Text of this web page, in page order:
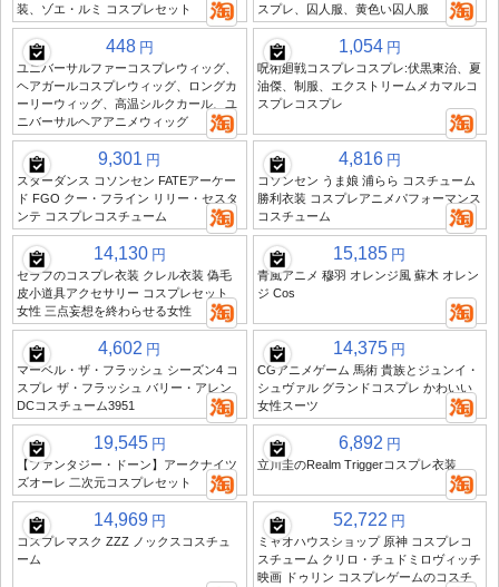
装、ゾエ・ルミ コスプレセット
スプレ、囚人服、黄色い囚人服
448 円
ユニバーサルファーコスプレウィッグ、
ヘアガールコスプレウィッグ、ロングカ
ーリーウィッグ、高温シルクカール、ユ
ニバーサルヘアアニメウィッグ
1,054 円
呪術廻戦コスプレコスプレ:伏黒東治、夏
油傑、制服、エクストリームメカマルコ
スプレコスプレ
9,301 円
スターダンス コソンセン FATEアーケー
ド FGO クー・フライン リリー・セスタ
ンテ コスプレコスチューム
4,816 円
コソンセン うま娘 浦らら コスチューム
勝利衣装 コスプレアニメパフォーマンス
コスチューム
14,130 円
セラフのコスプレ衣装 クレル衣装 偽毛
皮小道具アクセサリー コスプレセット
女性 三点妄想を終わらせる女性
15,185 円
青風アニメ 穆羽 オレンジ風 蘇木 オレン
ジ Cos
4,602 円
マーベル・ザ・フラッシュ シーズン4 コ
スプレ ザ・フラッシュ バリー・アレン
DCコスチューム3951
14,375 円
CGアニメゲーム 馬術 貴族とジュンイ・
シュヴァル グランドコスプレ かわいい
女性スーツ
19,545 円
【ファンタジー・ドーン】アークナイツ
ズオーレ 二次元コスプレセット
6,892 円
立川圭のRealm Triggerコスプレ衣装
14,969 円
コスプレマスク ZZZ ノックスコスチュ
ーム
52,722 円
ミャオハウスショップ 原神 コスプレコ
スチューム クリロ・チュドミロヴィッチ
映画 ドゥリン コスプレゲームのコスチ